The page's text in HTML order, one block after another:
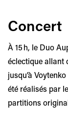
Concert
À 15 h, le Duo
éclectique allant
jusqu’à
été réalisés par
partitions